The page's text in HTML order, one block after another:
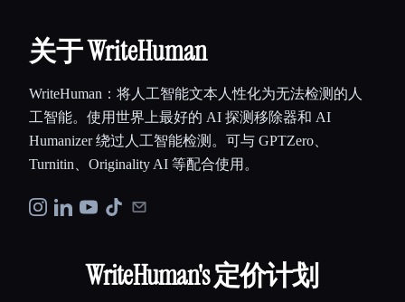
关于 WriteHuman
WriteHuman：将人工智能文本人性化为无法检测的人
工智能。使用世界上最好的 AI 探测移除器和 AI
Humanizer 绕过人工智能检测。可与 GPTZero、
Turnitin、Originality AI 等配合使用。
WriteHuman's 定价计划